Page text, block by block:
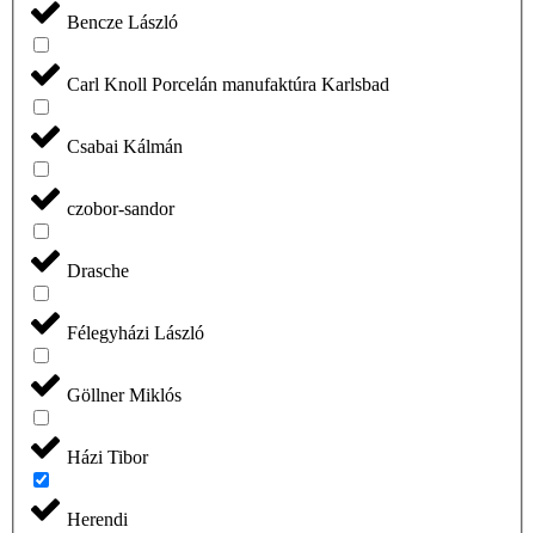
Bencze László
Carl Knoll Porcelán manufaktúra Karlsbad
Csabai Kálmán
czobor-sandor
Drasche
Félegyházi László
Göllner Miklós
Házi Tibor
Herendi